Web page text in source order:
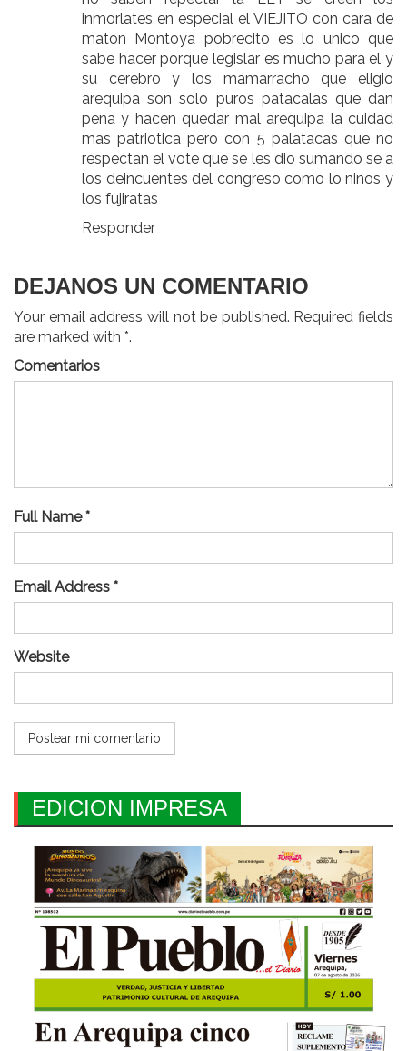
inmorlates en especial el VIEJITO con cara de
maton Montoya pobrecito es lo unico que
sabe hacer porque legislar es mucho para el y
su cerebro y los mamarracho que eligio
arequipa son solo puros patacalas que dan
pena y hacen quedar mal arequipa la cuidad
mas patriotica pero con 5 palatacas que no
respectan el vote que se les dio sumando se a
los deincuentes del congreso como lo ninos y
los fujiratas
Responder
DEJANOS UN COMENTARIO
Your email address will not be published. Required fields
are marked with *.
Comentarios
Full Name *
Email Address *
Website
EDICION IMPRESA